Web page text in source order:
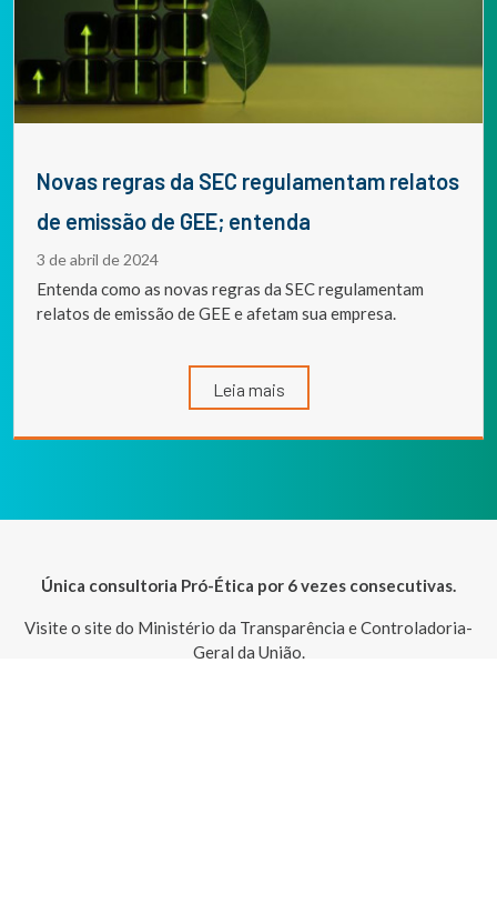
Novas regras da SEC regulamentam relatos
de emissão de GEE; entenda
3 de abril de 2024
Entenda como as novas regras da SEC regulamentam
relatos de emissão de GEE e afetam sua empresa.
Leia mais
Única consultoria Pró-Ética por 6 vezes consecutivas.
Visite o site do Ministério da Transparência e Controladoria-
Geral da União.